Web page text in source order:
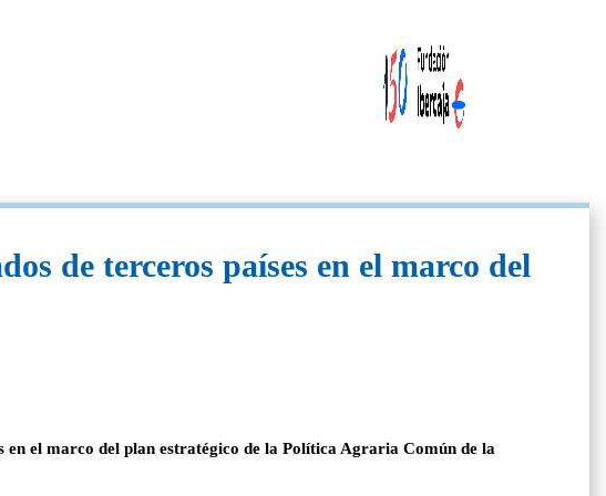
de terceros países en el marco del
el marco del plan estratégico de la Política Agraria Común de la